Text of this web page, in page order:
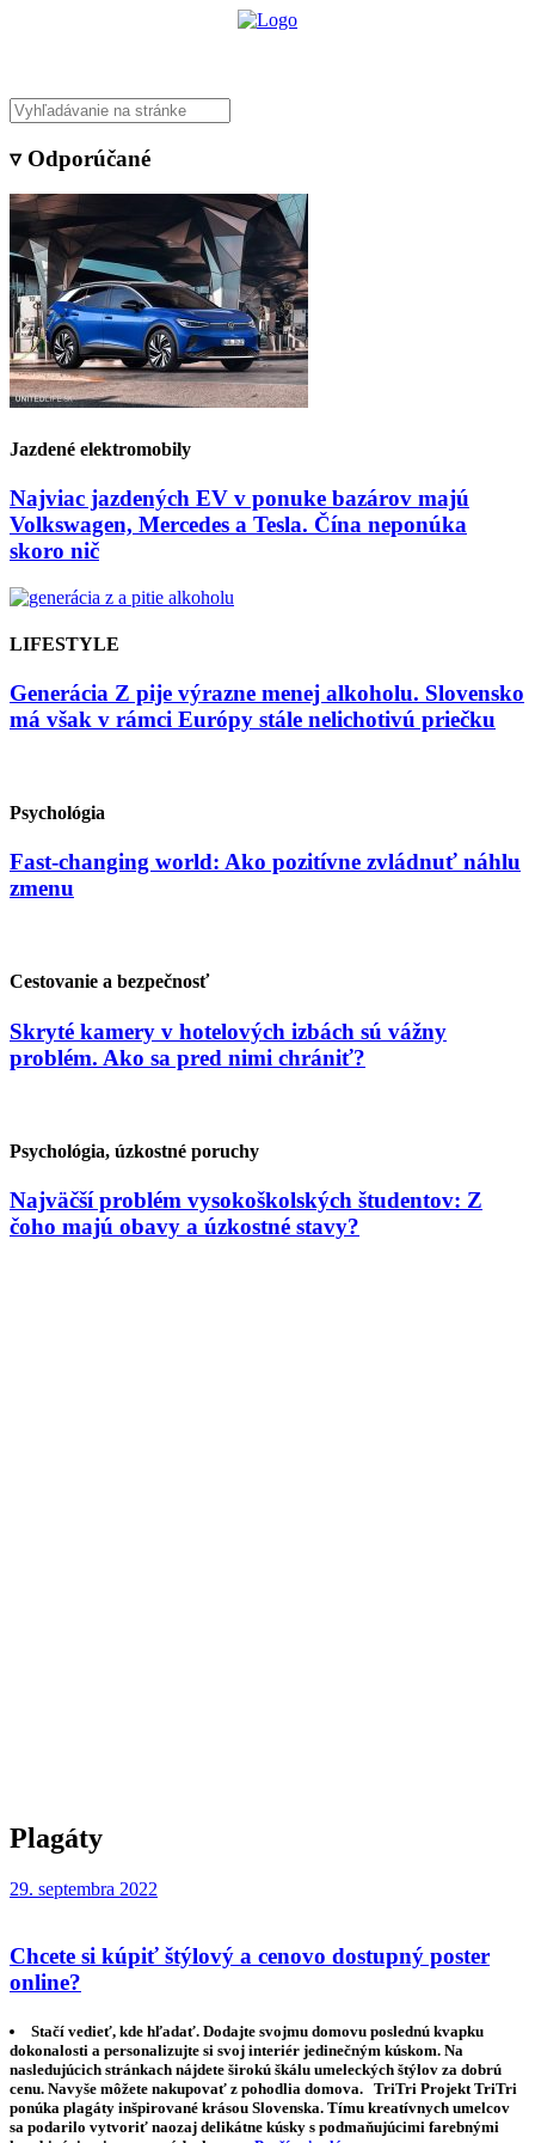
▿ Odporúčané
Jazdené elektromobily
Najviac jazdených EV v ponuke bazárov majú
Volkswagen, Mercedes a Tesla. Čína neponúka
skoro nič
LIFESTYLE
Generácia Z pije výrazne menej alkoholu. Slovensko
má však v rámci Európy stále nelichotivú priečku
Psychológia
Fast-changing world: Ako pozitívne zvládnuť náhlu
zmenu
Cestovanie a bezpečnosť
Skryté kamery v hotelových izbách sú vážny
problém. Ako sa pred nimi chrániť?
Psychológia, úzkostné poruchy
Najväčší problém vysokoškolských študentov: Z
čoho majú obavy a úzkostné stavy?
Plagáty
29. septembra 2022
Chcete si kúpiť štýlový a cenovo dostupný poster
online?
Stačí vedieť, kde hľadať. Dodajte svojmu domovu poslednú kvapku
dokonalosti a personalizujte si svoj interiér jedinečným kúskom. Na
nasledujúcich stránkach nájdete širokú škálu umeleckých štýlov za dobrú
cenu. Navyše môžete nakupovať z pohodlia domova. TriTri Projekt TriTri
ponúka plagáty inšpirované krásou Slovenska. Tímu kreatívnych umelcov
sa podarilo vytvoriť naozaj delikátne kúsky s podmaňujúcimi farebnými